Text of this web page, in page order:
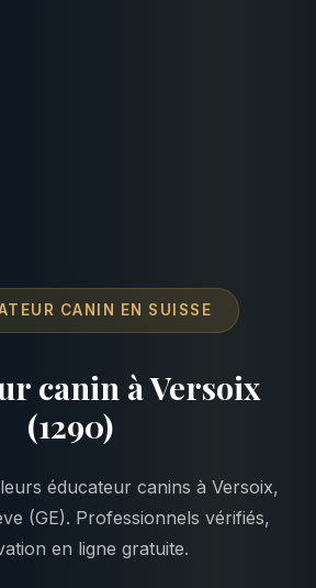
CANIN EN SUISSE
canin à Versoix
(1290)
éducateur canins à Versoix,
(GE). Professionnels vérifiés,
en ligne gratuite.